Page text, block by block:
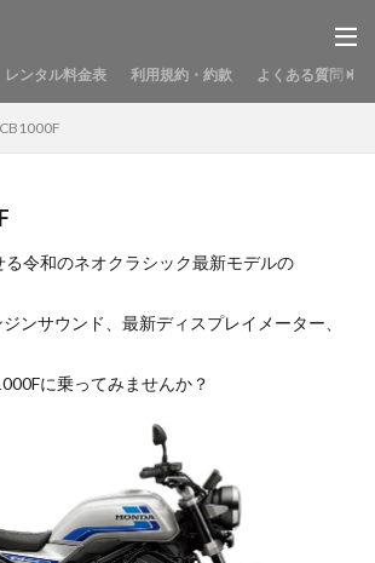
レンタル料金表 利用規約・約款 よくある質問
る令和のネオクラシック最新モデルの
ンサウンド、最新ディスプレイメーター、
に乗ってみませんか？